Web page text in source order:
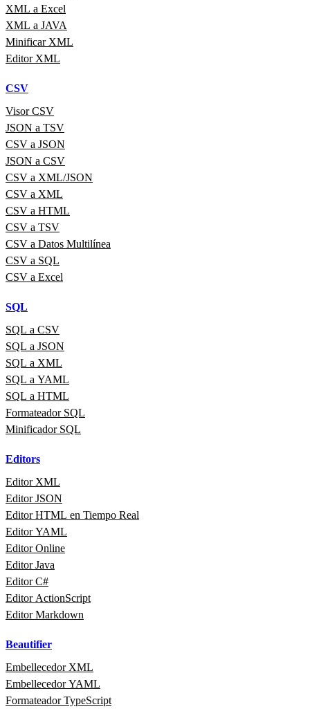
XML a Excel
XML a JAVA
Minificar XML
Editor XML
CSV
Visor CSV
JSON a TSV
CSV a JSON
JSON a CSV
CSV a XML/JSON
CSV a XML
CSV a HTML
CSV a TSV
CSV a Datos Multilínea
CSV a SQL
CSV a Excel
SQL
SQL a CSV
SQL a JSON
SQL a XML
SQL a YAML
SQL a HTML
Formateador SQL
Minificador SQL
Editors
Editor XML
Editor JSON
Editor HTML en Tiempo Real
Editor YAML
Editor Online
Editor Java
Editor C#
Editor ActionScript
Editor Markdown
Beautifier
Embellecedor XML
Embellecedor YAML
Formateador TypeScript